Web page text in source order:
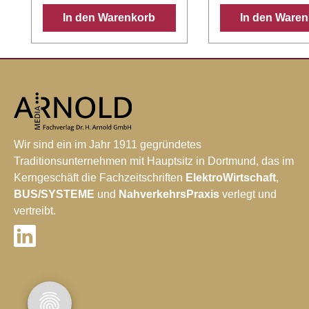
Kündigung ist mit einer
zweimonatigen Frist zum
jeweiligen Jahresende
In den Warenkorb
Kündigung ist mit
zweimonatigen
jeweiligen
In den
Wir sind ein im Jahr 1911 gegründetes
Traditionsunternehmen mit Hauptsitz in Dortmund, das im
Kerngeschäft die Fachzeitschriften ElektroWirtschaft,
BUS/SYSTEME und NahverkehrsPraxis verlegt und
vertreibt.